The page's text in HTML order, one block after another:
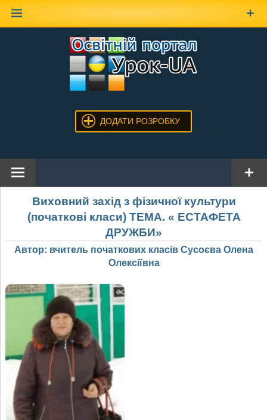
ДОДАТИ РОЗРОБКУ
Виховний захід з фізичної культури
(початкові класи) ТЕМА. « ЕСТАФЕТА
ДРУЖБИ»
Автор: вчитель початкових класів Сусоєва Олена
Олексіївна